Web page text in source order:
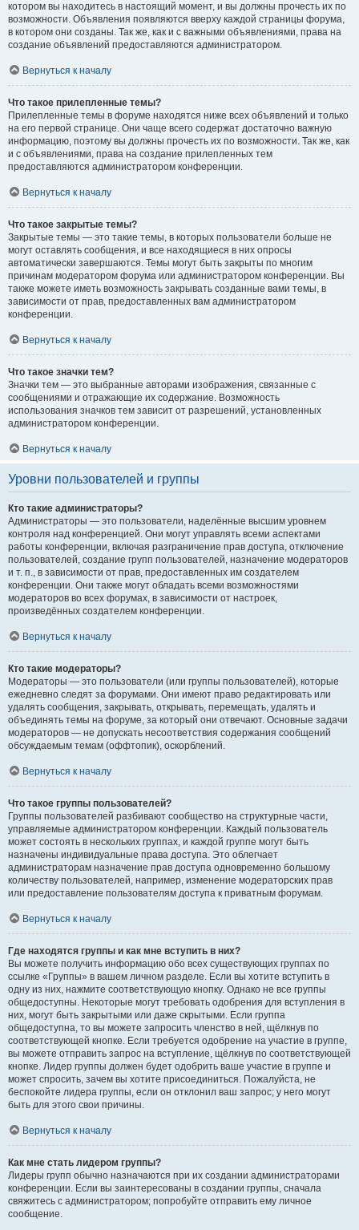
котором вы находитесь в настоящий момент, и вы должны прочесть их по
возможности. Объявления появляются вверху каждой страницы форума,
в котором они созданы. Так же, как и с важными объявлениями, права на
создание объявлений предоставляются администратором.
Вернуться к началу
Что такое прилепленные темы?
Прилепленные темы в форуме находятся ниже всех объявлений и только
на его первой странице. Они чаще всего содержат достаточно важную
информацию, поэтому вы должны прочесть их по возможности. Так же, как
и с объявлениями, права на создание прилепленных тем
предоставляются администратором конференции.
Вернуться к началу
Что такое закрытые темы?
Закрытые темы — это такие темы, в которых пользователи больше не
могут оставлять сообщения, и все находящиеся в них опросы
автоматически завершаются. Темы могут быть закрыты по многим
причинам модератором форума или администратором конференции. Вы
также можете иметь возможность закрывать созданные вами темы, в
зависимости от прав, предоставленных вам администратором
конференции.
Вернуться к началу
Что такое значки тем?
Значки тем — это выбранные авторами изображения, связанные с
сообщениями и отражающие их содержание. Возможность
использования значков тем зависит от разрешений, установленных
администратором конференции.
Вернуться к началу
Уровни пользователей и группы
Кто такие администраторы?
Администраторы — это пользователи, наделённые высшим уровнем
контроля над конференцией. Они могут управлять всеми аспектами
работы конференции, включая разграничение прав доступа, отключение
пользователей, создание групп пользователей, назначение модераторов
и т. п., в зависимости от прав, предоставленных им создателем
конференции. Они также могут обладать всеми возможностями
модераторов во всех форумах, в зависимости от настроек,
произведённых создателем конференции.
Вернуться к началу
Кто такие модераторы?
Модераторы — это пользователи (или группы пользователей), которые
ежедневно следят за форумами. Они имеют право редактировать или
удалять сообщения, закрывать, открывать, перемещать, удалять и
объединять темы на форуме, за который они отвечают. Основные задачи
модераторов — не допускать несоответствия содержания сообщений
обсуждаемым темам (оффтопик), оскорблений.
Вернуться к началу
Что такое группы пользователей?
Группы пользователей разбивают сообщество на структурные части,
управляемые администратором конференции. Каждый пользователь
может состоять в нескольких группах, и каждой группе могут быть
назначены индивидуальные права доступа. Это облегчает
администраторам назначение прав доступа одновременно большому
количеству пользователей, например, изменение модераторских прав
или предоставление пользователям доступа к приватным форумам.
Вернуться к началу
Где находятся группы и как мне вступить в них?
Вы можете получить информацию обо всех существующих группах по
ссылке «Группы» в вашем личном разделе. Если вы хотите вступить в
одну из них, нажмите соответствующую кнопку. Однако не все группы
общедоступны. Некоторые могут требовать одобрения для вступления в
них, могут быть закрытыми или даже скрытыми. Если группа
общедоступна, то вы можете запросить членство в ней, щёлкнув по
соответствующей кнопке. Если требуется одобрение на участие в группе,
вы можете отправить запрос на вступление, щёлкнув по соответствующей
кнопке. Лидер группы должен будет одобрить ваше участие в группе и
может спросить, зачем вы хотите присоединиться. Пожалуйста, не
беспокойте лидера группы, если он отклонил ваш запрос; у него могут
быть для этого свои причины.
Вернуться к началу
Как мне стать лидером группы?
Лидеры групп обычно назначаются при их создании администраторами
конференции. Если вы заинтересованы в создании группы, сначала
свяжитесь с администратором; попробуйте отправить ему личное
сообщение.